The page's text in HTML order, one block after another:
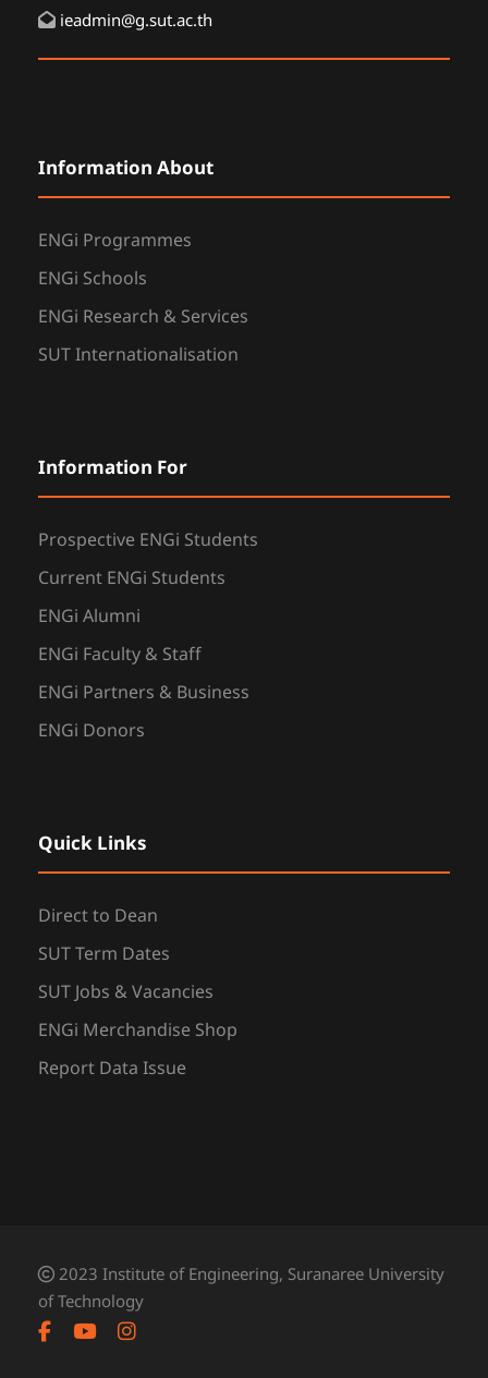
ieadmin@g.sut.ac.th
Information About
ENGi Programmes
ENGi Schools
ENGi Research & Services
SUT Internationalisation
Information For
Prospective ENGi Students
Current ENGi Students
ENGi Alumni
ENGi Faculty & Staff
ENGi Partners & Business
ENGi Donors
Quick Links
Direct to Dean
SUT Term Dates
SUT Jobs & Vacancies
ENGi Merchandise Shop
Report Data Issue
2023 Institute of Engineering, Suranaree University
of Technology